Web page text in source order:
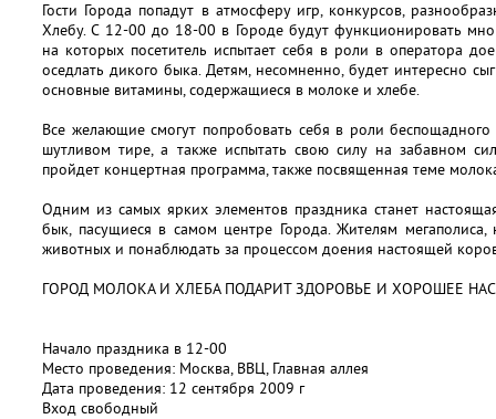
Гости Города попадут в атмосферу игр, конкурсов,
Хлебу. С 12-00 до 18-00 в Городе будут функционировать
на которых посетитель испытает себя в роли в оператора
оседлать дикого быка. Детям, несомненно, будет интересно
основные витамины, содержащиеся в молоке и хлебе.
Все желающие смогут попробовать себя в роли
шутливом тире, а также испытать свою силу на забавном
пройдет концертная программа, также посвященная теме
Одним из самых ярких элементов праздника станет
бык, пасущиеся в самом центре Города. Жителям мегаполиса,
животных и понаблюдать за процессом доения настоящей
ГОРОД МОЛОКА И ХЛЕБА ПОДАРИТ ЗДОРОВЬЕ И ХОРОШЕЕ
Начало праздника в 12-00
Место проведения: Москва, ВВЦ, Главная аллея
Дата проведения: 12 сентября 2009 г
Вход свободный